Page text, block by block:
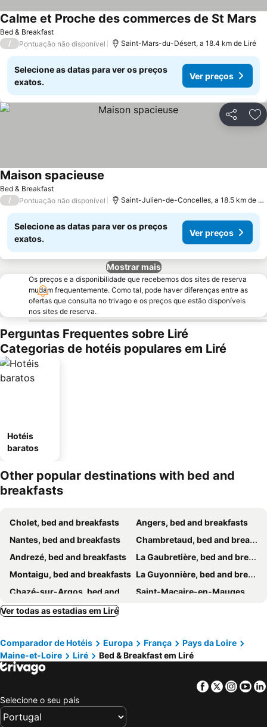
Bed & Breakfast
Calme et Proche des commerces de St Mars
/ Pontuação não disponível Saint-Mars-du-Désert, a 18.4 km de Liré
Selecione as datas para ver os preços
exatos.
Ver preços
Partilhar
Bed & Breakfast
Maison spacieuse
/ Pontuação não disponível Saint-Julien-de-Concelles, a 18.5 km de
Selecione as datas para ver os preços
exatos.
Ver preços
Mostrar mais
Os preços e a disponibilidade que recebemos dos sites de reserva
mudam frequentemente. Como tal, pode haver diferenças entre as
ofertas que consulta no trivago e os preços que estão disponíveis
nos sites de reserva.
Perguntas Frequentes sobre Liré
Categorias de hotéis populares em Liré
Hotéis
baratos
Other popular destinations with bed and
breakfasts
Cholet, bed and breakfasts
Angers, bed and breakfasts
Nantes, bed and breakfasts
Chambretaud, bed and breakfasts
Andrezé, bed and breakfasts
La Gaubretière, bed and breakfasts
Montaigu, bed and breakfasts La Guyonnière, bed and breakfasts
Chazé-sur-Argos, bed and breakfasts
Saint-Macaire-en-Mauges, bed and breakfasts
Les Ponts-de-Cé, bed and breakfasts
Sainte-Gemmes-d'Andigné, bed and breakfasts
Bouguenais, bed and breakfasts
Beaurepaire, bed and breakfasts
Denée, bed and breakfasts
Le Pallet, bed and breakfasts
La Verrie, bed and breakfasts
Bouaye, bed and breakfasts
Neuvy-en-Mauges, bed and breakfasts
Ver todas as estadias em Liré
Comparador de Hotéis Europa França
Pays da Loire
Maine-et-Loire
Liré Bed & Breakfast em Liré
Facebook
Twitter
Selecione o seu país